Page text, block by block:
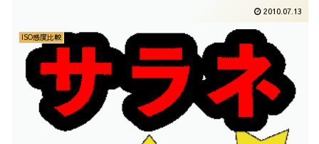
2010.07.13
ISO感度比較